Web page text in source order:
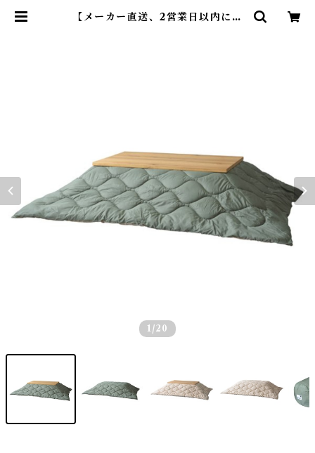
【メーカー直送、2営業日以内に発
1 /20